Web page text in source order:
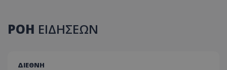
ΡΟΗ ΕΙΔΗΣΕΩΝ
ΔΙΕΘΝΗ